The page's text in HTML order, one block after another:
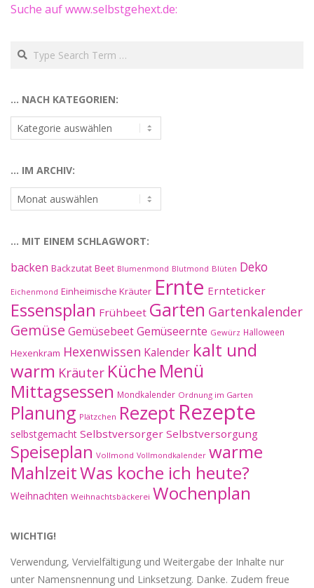
Suche auf www.selbstgehext.de:
Search
… NACH KATEGORIEN:
…
nach
… IM ARCHIV:
…
im
… MIT EINEM SCHLAGWORT:
backen Backzutat Beet Blumenmond Blutmond Blüten Deko
Eichenmond Einheimische Kräuter Ernte Ernteticker
Essensplan Frühbeet Garten Gartenkalender
Gemüse GemüsebeetGemüseernte Gewürz Halloween
Hexenkram Hexenwissen Kalender kalt und
warm Kräuter Küche Menü
Mittagsessen Mondkalender Ordnung im Garten
Planung Plätzchen Rezept Rezepte
selbstgemacht Selbstversorger Selbstversorgung
Speiseplan Vollmond Vollmondkalender warme
MahlzeitWas koche ich heute?
Weihnachten Weihnachtsbäckerei Wochenplan
WICHTIG!
Verwendung, Vervielfältigung und Weitergabe der Inhalte nur
unter Namensnennung und Linksetzung. Danke. Zudem freue